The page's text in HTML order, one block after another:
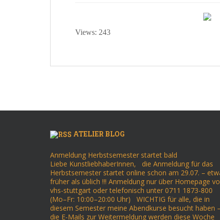
Views: 243
ATELIER BLOG
Anmeldung Herbstsemester startet bald
Liebe KunstliebhaberInnen, die Anmeldung für das
Herbstsemester startet online schon am 29.07. –
früher als üblich !!! Anmeldung nur über Homepage
vhs-stuttgart oder telefonisch unter 0711 1873-800
(Mo–Fr: 10:00–20:00 Uhr) WICHTIG für alle, die in
diesem Semester meine Abendkurse besucht haben
die E-Mails zur Weitermeldung werden diese Woche